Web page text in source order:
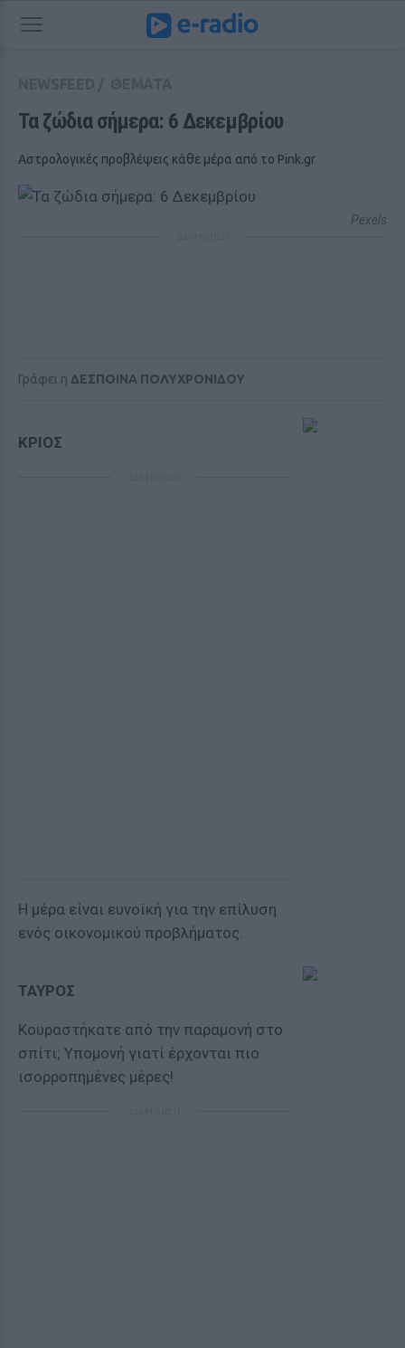
Τα ζώδια σήμερα: 6 Δεκεμβρίου
Αστρολογικές προβλέψεις κάθε μέρα από το Pink.gr
Pexels
Γράφει η ΔΕΣΠΟΙΝΑ ΠΟΛΥΧΡΟΝΙΔΟΥ
ΚΡΙΟΣ
Η μέρα είναι ευνοϊκή για την επίλυση
ενός οικονομικού προβλήματος.
ΤΑΥΡΟΣ
Κουραστήκατε από την παραμονή στο
σπίτι; Yπομονή γιατί έρχονται πιο
ισορροπημένες μέρες!